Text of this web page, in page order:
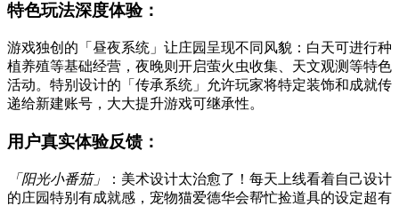
特色玩法深度体验：
游戏独创的「昼夜系统」让庄园呈现不同风貌：白天可进行种
植养殖等基础经营，夜晚则开启萤火虫收集、天文观测等特色
活动。特别设计的「传承系统」允许玩家将特定装饰和成就传
递给新建账号，大大提升游戏可继承性。
用户真实体验反馈：
「阳光小番茄」
：美术设计太治愈了！每天上线看着自己设计
的庄园特别有成就感，宠物猫爱德华会帮忙捡道具的设定超有